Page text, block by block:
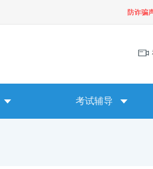
防诈骗
考试辅导